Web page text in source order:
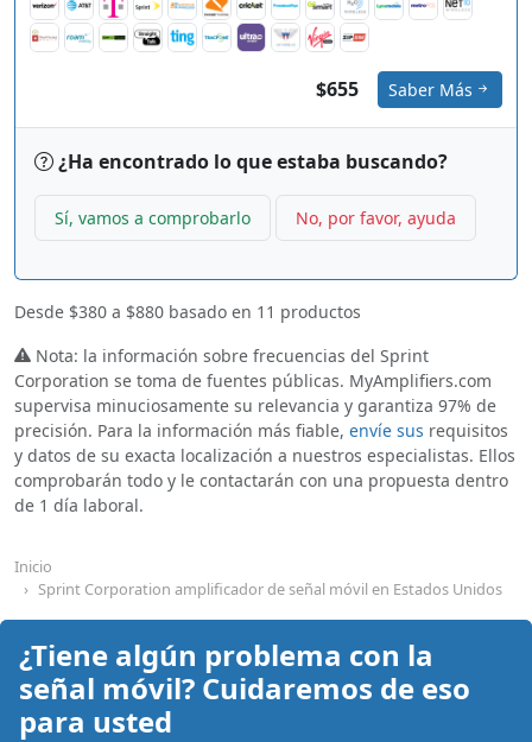
$655 Saber Más
¿Ha encontrado lo que estaba buscando?
Sí, vamos a comprobarlo No, por favor, ayuda
Desde $380 a $880 basado en 11 productos
Nota: la información sobre frecuencias del Sprint
Corporation se toma de fuentes públicas. MyAmplifiers.com
supervisa minuciosamente su relevancia y garantiza 97% de
precisión. Para la información más fiable, envíe sus requisitos
y datos de su exacta localización a nuestros especialistas. Ellos
comprobarán todo y le contactarán con una propuesta dentro
de 1 día laboral.
Inicio
Sprint Corporation amplificador de señal móvil en Estados Unidos
¿Tiene algún problema con la
señal móvil? Cuidaremos de eso
para usted